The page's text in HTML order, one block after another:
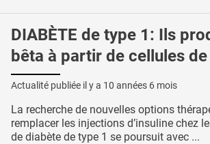
DIABÈTE de type 1: Ils
bêta à partir de cellules
Actualité publiée il y a 10 années 6 mois
La recherche de nouvelles options
remplacer les injections d’insuline chez
de diabète de type 1 se poursuit avec ...